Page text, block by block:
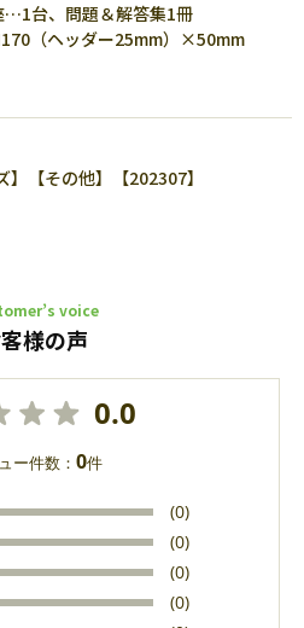
台、問題＆解答集1冊
（ヘッダー25mm）×50mm
】【その他】【202307】
voice
様の声
0.0
ー件数： 0件
(0)
(0)
(0)
(0)